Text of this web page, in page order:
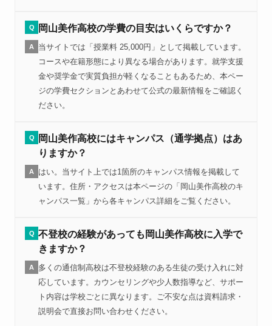
Q 岡山美作高校の学費の目安はいくらですか？
A
当サイトでは「授業料 25,000円」として掲載しています。
コースや在籍形態により異なる場合があります。就学支援
金や奨学金で実質負担が軽くなることもあるため、本ペー
ジの学費セクションとあわせて公式の最新情報をご確認く
ださい。
Q
岡山美作高校にはキャンパス（通学拠点）はあ
りますか？
A
はい。当サイト上では1箇所のキャンパス情報を掲載して
います。住所・アクセスは本ページの「岡山美作高校のキ
ャンパス一覧」から各キャンパス詳細をご覧ください。
Q 不登校の経験があっても岡山美作高校に入学で
きますか？
A
多くの通信制高校は不登校経験のある生徒の受け入れに対
応しています。カウンセリングや少人数指導など、サポー
ト内容は学校ごとに異なります。ご不安な点は資料請求・
説明会で直接お問い合わせください。